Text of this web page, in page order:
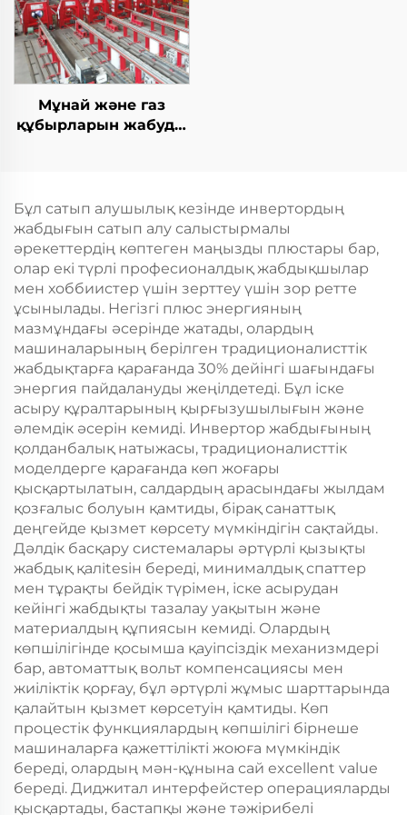
Мұнай және газ
құбырларын жабуды
Бұл сатып алушылық кезінде инвертордың
жабдығын сатып алу салыстырмалы
әрекеттердің көптеген маңызды плюстары бар,
олар екі түрлі професионалдық жабдықшылар
мен хоббиистер үшін зерттеу үшін зор ретте
ұсынылады. Негізгі плюс энергияның
мазмұндағы әсерінде жатады, олардың
машиналарының берілген традиционалисттік
жабдықтарға қарағанда 30% дейінгі шағындағы
энергия пайдалануды жеңілдетеді. Бұл іске
асыру құралтарының қырғызушылығын және
әлемдік әсерін кемиді. Инвертор жабдығының
қолданбалық натыжасы, традиционалисттік
моделдерге қарағанда көп жоғары
қысқартылатын, салдардың арасындағы жылдам
қозғалыс болуын қамтиды, бірақ санаттық
деңгейде қызмет көрсету мүмкіндігін сақтайды.
Дәлдік басқару системалары әртүрлі қызықты
жабдық қалitesін береді, минималдық спаттер
мен тұрақты бейдік түрімен, іске асырудан
кейінгі жабдықты тазалау уақытын және
материалдың құпиясын кемиді. Олардың
көпшілігінде қосымша қауіпсіздік механизмдері
бар, автоматтық вольт компенсациясы мен
жиіліктік қорғау, бұл әртүрлі жұмыс шарттарында
қалайтын қызмет көрсетуін қамтиды. Көп
процестік функциялардың көпшілігі бірнеше
машиналарға қажеттілікті жоюға мүмкіндік
береді, олардың мән-құнына сай excellent value
береді. Диджитал интерфейстер операцияларды
қысқартады, бастапқы және тәжірибелі